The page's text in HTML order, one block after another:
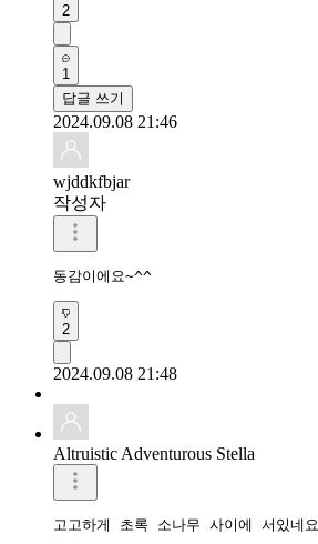
2
1
답글 쓰기
2024.09.08 21:46
wjddkfbjar
작성자
동감이에요~^^
2
2024.09.08 21:48
Altruistic Adventurous Stella
고고하게 초록 소나무 사이에 서있네요